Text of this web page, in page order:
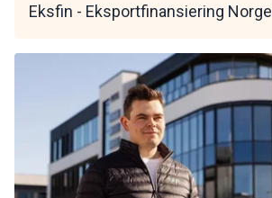
Eksfin - Eksportfinansiering Norge